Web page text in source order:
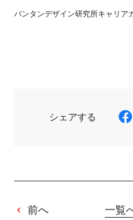
バンタンデザイン研究所キャリ
シェアする
前へ 一覧